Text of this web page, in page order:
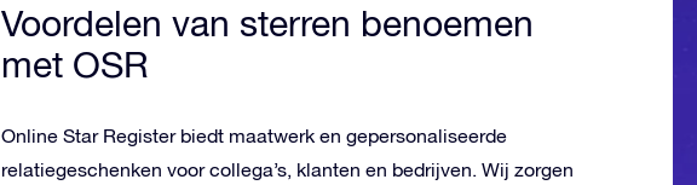
Voordelen van sterren benoemen
met OSR
Online Star Register biedt maatwerk en gepersonaliseerde
relatiegeschenken voor collega’s, klanten en bedrijven. Wij zorgen